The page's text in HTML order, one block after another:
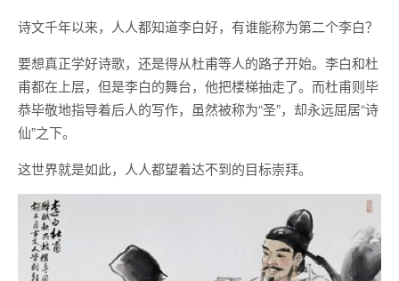
诗文千年以来，人人都知道李白好，有谁能称为第二个李白？
要想真正学好诗歌，还是得从杜甫等人的路子开始。李白和杜
甫都在上层，但是李白的舞台，他把楼梯抽走了。而杜甫则毕
恭毕敬地指导着后人的写作，虽然被称为“圣”，却永远屈居“诗
仙”之下。
这世界就是如此，人人都望着达不到的目标崇拜。